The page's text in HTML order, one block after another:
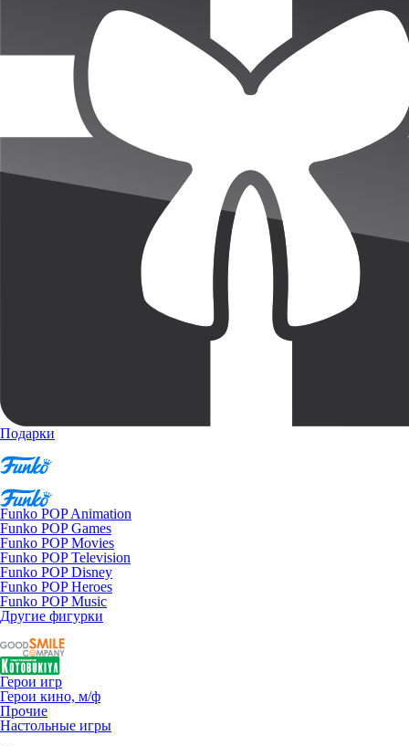
Подарки
Funko POP Animation
Funko POP Games
Funko POP Movies
Funko POP Television
Funko POP Disney
Funko POP Heroes
Funko POP Music
Другие фигурки
Герои игр
Герои кино, м/ф
Прочие
Настольные игры